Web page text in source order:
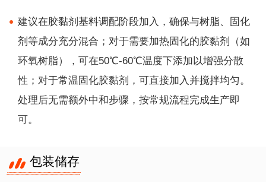
建议在胶黏剂基料调配阶段加入，确保与树脂、固化
剂等成分充分混合；对于需要加热固化的胶黏剂（如
环氧树脂），可在50℃-60℃温度下添加以增强分散
性；对于常温固化胶黏剂，可直接加入并搅拌均匀。
处理后无需额外中和步骤，按常规流程完成生产即
可。
包装储存